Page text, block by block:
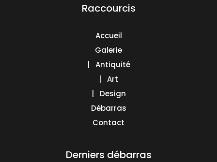
Raccourcis
Accueil
Galerie
| Antiquité
| Art
| Design
Débarras
Contact
Derniers débarras